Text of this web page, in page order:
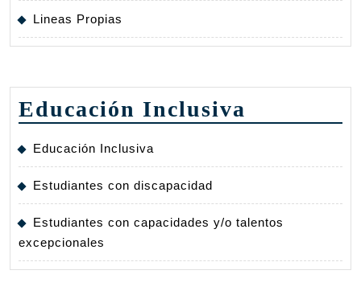
Lineas Propias
Educación Inclusiva
Educación Inclusiva
Estudiantes con discapacidad
Estudiantes con capacidades y/o talentos
excepcionales